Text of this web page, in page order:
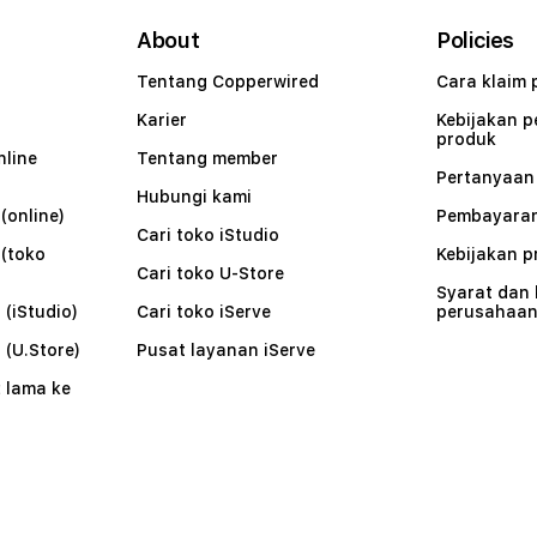
lama ke
About
Tentang Copperwired
Karier
Tentang member
Hubungi kami
Cari toko iStudio
Cari toko U-Store
Cari toko iServe
Pusat layanan iServe
Policies
Cara klaim
Kebijakan
produk
Pertanyaan
Kebijakan
Syarat dan
perusahaan